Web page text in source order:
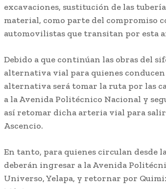
excavaciones, sustitución de las
material, como parte del compromiso
automovilistas que transitan por esta
Debido a que continúan las obras del
alternativa vial para quienes
alternativa será tomar la ruta por las
a la Avenida Politécnico Nacional y
así retomar dicha arteria vial para
Ascencio.
En tanto, para quienes circulan desde
deberán ingresar a la Avenida
Universo, Yelapa, y retornar por